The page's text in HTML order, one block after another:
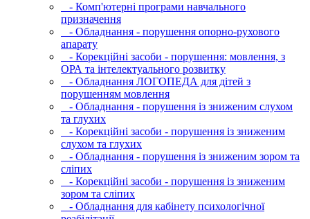
- Комп'ютерні програми навчального
призначення
- Обладнання - порушення опорно-рухового
апарату
- Корекційні засоби - порушення: мовлення, з
ОРА та інтелектуального розвитку
- Обладнання ЛОГОПЕДА для дітей з
порушенням мовлення
- Обладнання - порушення із зниженим слухом
та глухих
- Корекційні засоби - порушення із зниженим
слухом та глухих
- Обладнання - порушення із зниженим зором та
сліпих
- Корекційні засоби - порушення із зниженим
зором та сліпих
- Обладнання для кабінету психологічної